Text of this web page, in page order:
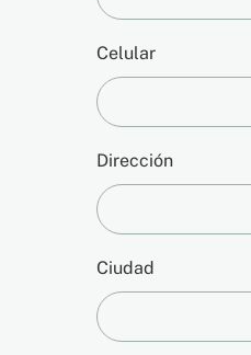
Celular
Dirección
Ciudad